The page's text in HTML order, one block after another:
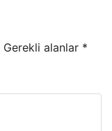
Gerekli alanlar *